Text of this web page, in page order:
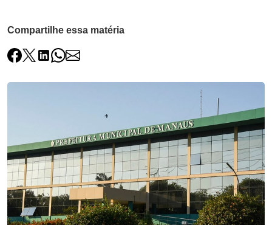
Compartilhe essa matéria